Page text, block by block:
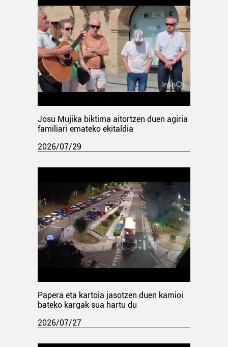
Josu Mujika biktima aitortzen duen agiria
familiari emateko ekitaldia
2026/07/29
Papera eta kartoia jasotzen duen kamioi
bateko kargak sua hartu du
2026/07/27